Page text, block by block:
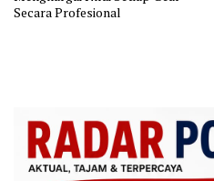
Secara Profesional